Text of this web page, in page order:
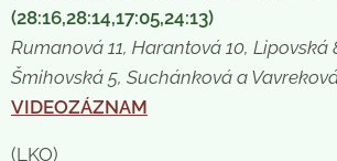
(28:16,28:14,17:05,24:13)
Rumanová 11, Harantová 10, Lipovská
Šmihovská 5, Suchánková a
VIDEOZÁZNAM
(LKO)